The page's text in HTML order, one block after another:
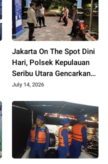
Jakarta On The Spot Dini
Hari, Polsek Kepulauan
Seribu Utara Gencarkan
Sosialisasi Layanan
July 14, 2026